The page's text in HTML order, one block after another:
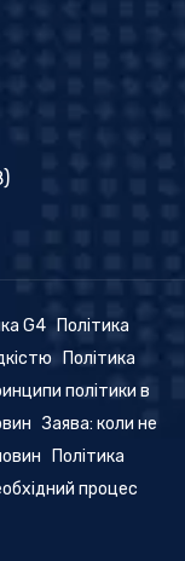
G4
Політика
Політика
політики в
Заява: коли не
Політика
процес